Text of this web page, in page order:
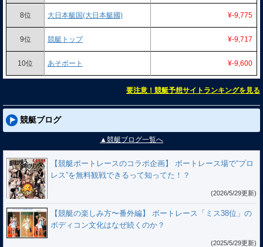
8位 大日本艇国(大日本艇國) ¥-9,775
9位 競艇トップ ¥-9,717
10位 あそボート ¥-9,600
要注意！競艇予想サイトランキングを見る
競艇ブログ
▲競艇ブログ一覧へ
【競艇ボートレースのコラボ企画】 ボートレース場で“プロ
レス”を無料観戦できるって知ってた！？
(2026/5/29更新)
【競艇の楽しみ方〜番外編】 ボートレース「ミス38位」の
ボディコン文化はなぜ続くのか？
(2025/5/29更新)